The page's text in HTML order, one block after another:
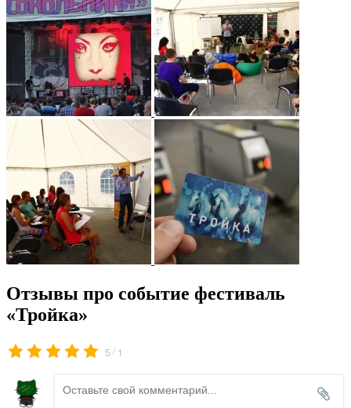
Отзывы про событие фестиваль
«Тройка»
5 / 1